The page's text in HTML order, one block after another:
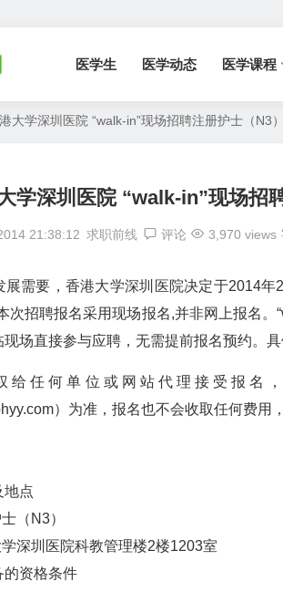
医学生 医学动态 医学课程
大学深圳医院 “walk-in”现场招聘注册护士（N3
学深圳医院 “walk-in”现场招
21:38:12 求职前线 评论 3,970 views
展需要，香港大学深圳医院决定于2014
次招聘报名采用现场报名,并非网上报名。
场直接参与应聘，无需提前报名预约。具
给任何单位或网站代理接受报名
）为准，报名也不会收取任何费用
地点
（N3）
深圳医院科教管理楼2楼1203室
的资格条件